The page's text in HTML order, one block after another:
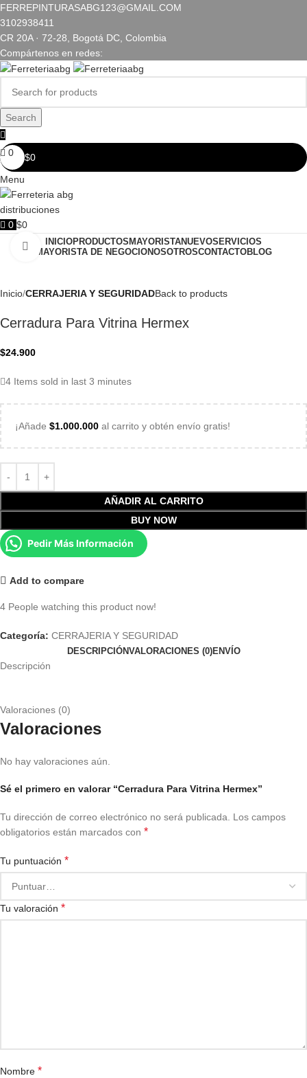
FERREPINTURASABG123@GMAIL.COM
3102938411
CR 20A · 72-28, Bogotá DC, Colombia
Compártenos en redes:
Search
0 $0
Menu
0 $0
INICIOPRODUCTOS MAYORISTANUEVOSERVICIOS
MAYORISTA DE NEGOCIONOSOTROSCONTACTOBLOG
Click to enlarge
Inicio CERRAJERIA Y SEGURIDADBack to products
Cerradura Para Vitrina Hermex
$24.900
4 Items sold in last 3 minutes
¡Añade $1.000.000 al carrito y obtén envío gratis!
AÑADIR AL CARRITO
BUY NOW
Pedir Más Información
Add to compare
4 People watching this product now!
Categoría: CERRAJERIA Y SEGURIDAD
DESCRIPCIÓNVALORACIONES (0)ENVÍO
Descripción
Valoraciones (0)
Valoraciones
No hay valoraciones aún.
Sé el primero en valorar “Cerradura Para Vitrina Hermex”
Tu dirección de correo electrónico no será publicada. Los campos
obligatorios están marcados con *
Tu puntuación *
Tu valoración *
Nombre *